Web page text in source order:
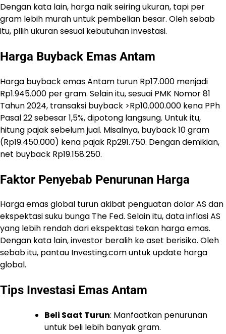
Dengan kata lain, harga naik seiring ukuran, tapi per
gram lebih murah untuk pembelian besar. Oleh sebab
itu, pilih ukuran sesuai kebutuhan investasi.
Harga Buyback Emas Antam
Harga buyback emas Antam turun Rp17.000 menjadi
Rp1.945.000 per gram. Selain itu, sesuai PMK Nomor 81
Tahun 2024, transaksi buyback >Rp10.000.000 kena PPh
Pasal 22 sebesar 1,5%, dipotong langsung. Untuk itu,
hitung pajak sebelum jual. Misalnya, buyback 10 gram
(Rp19.450.000) kena pajak Rp291.750. Dengan demikian,
net buyback Rp19.158.250.
Faktor Penyebab Penurunan Harga
Harga emas global turun akibat penguatan dolar AS dan
ekspektasi suku bunga The Fed. Selain itu, data inflasi AS
yang lebih rendah dari ekspektasi tekan harga emas.
Dengan kata lain, investor beralih ke aset berisiko. Oleh
sebab itu, pantau Investing.com untuk update harga
global.
Tips Investasi Emas Antam
Beli Saat Turun: Manfaatkan penurunan
untuk beli lebih banyak gram.